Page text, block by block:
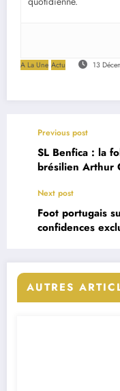
A La Une Actu 13
Previous post
SL Benfica : la
brésilien Arthur
Next post
Foot portugais
confidences
AUTRES